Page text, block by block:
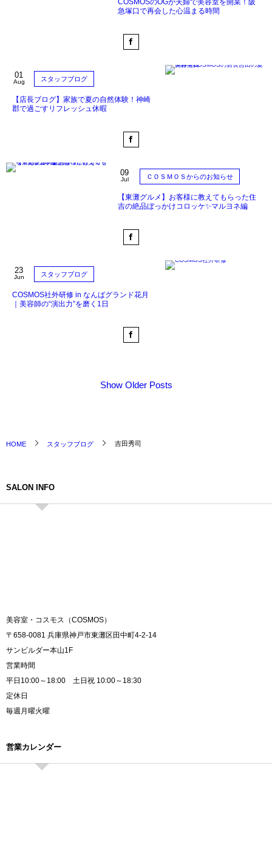
COSMOSのOGが夫婦で美容室を開業！阪
急塚口で再会した心温まる時間
01
Aug スタッフブログ
【店長ブログ】家族で夏の自然体験！神崎
郡で過ごすリフレッシュ休暇
09
Jul ＣＯＳＭＯＳからのお知らせ
【東灘グルメ】お客様に教えてもらった住
吉の絶品ぼっかけコロッケ✨マルヨネ編
23
Jun スタッフブログ
COSMOS社外研修 in なんばグランド花月
｜美容師の“演出力”を磨く1日
Show Older Posts
HOME スタッフブログ 吉田秀司
SALON INFO
美容室・コスモス（COSMOS）
〒658-0081 兵庫県神戸市東灘区田中町4-2-14
サンビルダー本山1F
営業時間
平日10:00～18:00 土日祝 10:00～18:30
定休日
毎週月曜火曜
営業カレンダー